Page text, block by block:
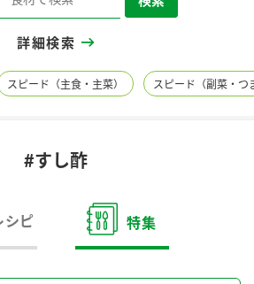
調味酢
詳細検索
スピード（主食・主菜） スピード（副菜・つ
#すし酢
シピ 特集